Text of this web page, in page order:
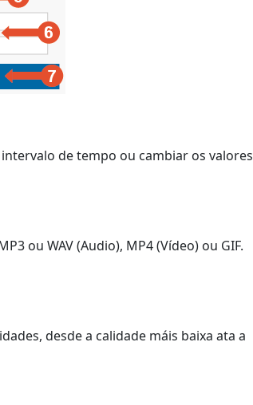
de tempo ou cambiar os valores
ou WAV (Audio), MP4 (Vídeo) ou GIF.
desde a calidade máis baixa ata a